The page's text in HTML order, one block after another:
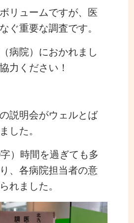
リュームですが、医
ぐ重要な調査です。
病院）におかれまし
力ください！
説明会がウェルとば
した。
）時間を過ぎても多
、各病院担当者の意
れました。